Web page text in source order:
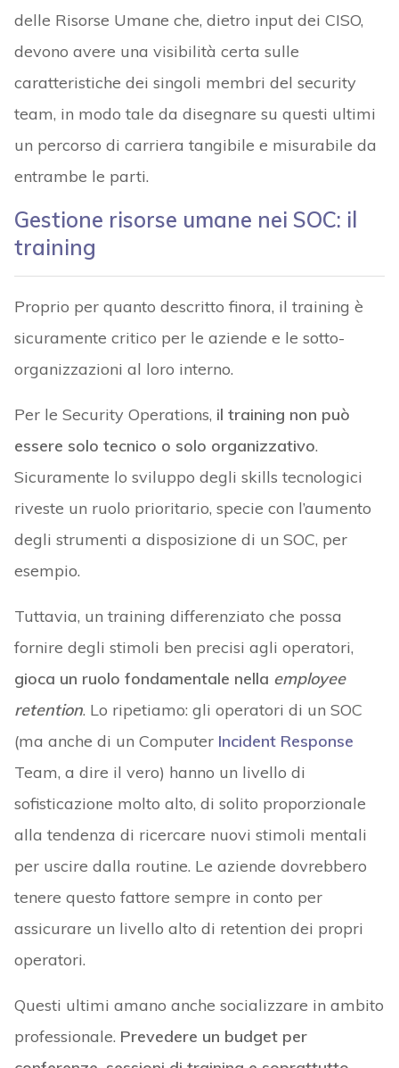
delle Risorse Umane che, dietro input dei CISO,
devono avere una visibilità certa sulle
caratteristiche dei singoli membri del security
team, in modo tale da disegnare su questi ultimi
un percorso di carriera tangibile e misurabile da
entrambe le parti.
Gestione risorse umane nei SOC: il
training
Proprio per quanto descritto finora, il training è
sicuramente critico per le aziende e le sotto-
organizzazioni al loro interno.
Per le Security Operations, il training non può
essere solo tecnico o solo organizzativo.
Sicuramente lo sviluppo degli skills tecnologici
riveste un ruolo prioritario, specie con l’aumento
degli strumenti a disposizione di un SOC, per
esempio.
Tuttavia, un training differenziato che possa
fornire degli stimoli ben precisi agli operatori,
gioca un ruolo fondamentale nella employee
retention. Lo ripetiamo: gli operatori di un SOC
(ma anche di un Computer Incident Response
Team, a dire il vero) hanno un livello di
sofisticazione molto alto, di solito proporzionale
alla tendenza di ricercare nuovi stimoli mentali
per uscire dalla routine. Le aziende dovrebbero
tenere questo fattore sempre in conto per
assicurare un livello alto di retention dei propri
operatori.
Questi ultimi amano anche socializzare in ambito
professionale. Prevedere un budget per